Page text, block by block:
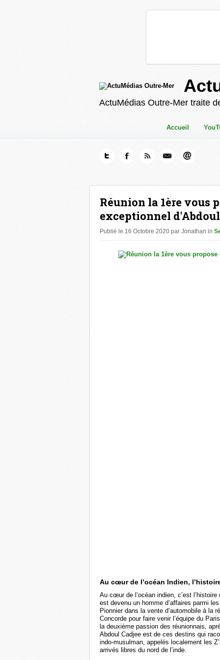
ActuMédias Outre-Mer traite
Accueil
Réunion la 1ère vous
exceptionnel d'Abdoul
Publié le 16 Octobre 2020 par Jonathan in
Au cœur de l’océan Indien,
Au cœur de l’océan indien, c’est
est devenu un homme d’affaires parmi
Pionnier dans la vente d’automobile à la
Concorde pour faire venir l’équipe du
la deuxième passion des réunionnais,
Abdoul Cadjee est de ces destins qui
indo-musulman, appelés localement les
arrivés libres du nord de l’inde.